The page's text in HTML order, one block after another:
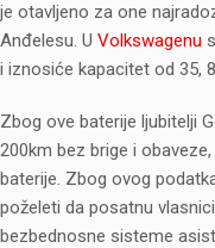
je otavljeno za one
Anđelesu. U Volkswagenu
i iznosiće kapacitet od 35,
Zbog ove baterije ljubitelji
200km bez brige i
baterije. Zbog ovog
poželeti da posatnu
bezbednosne sisteme